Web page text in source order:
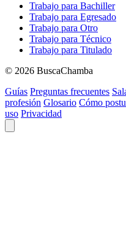
Trabajo para Bachiller
Trabajo para Egresado
Trabajo para Otro
Trabajo para Técnico
Trabajo para Titulado
© 2026 BuscaChamba
Guías Preguntas frecuentes
profesión Glosario Cómo
uso Privacidad